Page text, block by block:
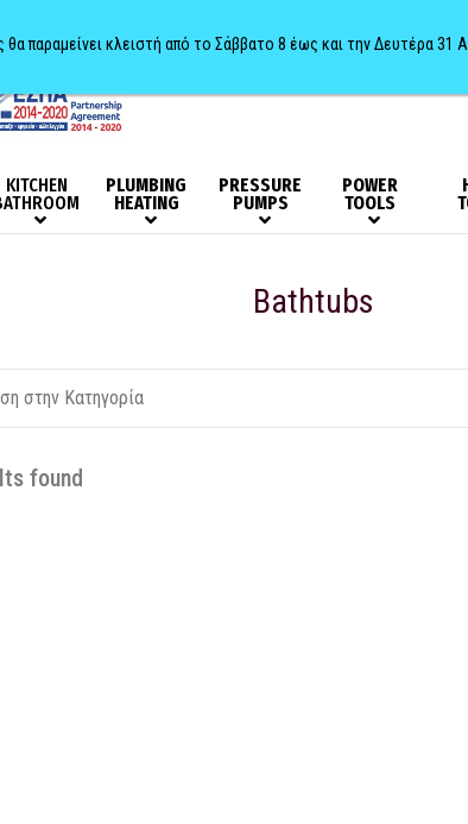
KITCHEN PLUMBING
HEATING
PRESSURE
PUMPS
POWER
TOOLS
Bathtubs
found
θα παραμείνει κλειστή από το Σάββατο 8 έως και την Δευτέρα